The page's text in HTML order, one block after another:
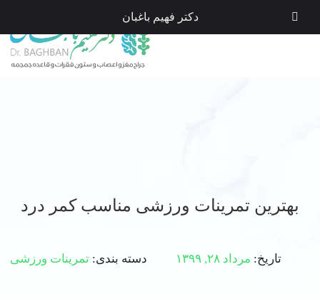
دکتر فهیم باغبان
بهترین تمرینات ورزشی مناسب کمر درد
تاریخ: مرداد ۲۸, ۱۳۹۹ دسته بندی: تمرینات ورزشی